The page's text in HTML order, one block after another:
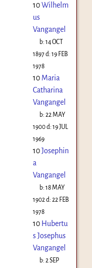
10Wilhelm
us
Vangangel
b:14 OCT
1897d: 19 FEB
1978
10 Maria
Catharina
Vangangel
b:22 MAY
1900d: 19 JUL
1969
10Josephin
a
Vangangel
b:18 MAY
1902 d: 22 FEB
1978
10 Hubertu
s Josephus
Vangangel
b:2 SEP